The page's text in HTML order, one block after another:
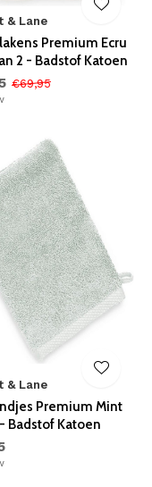
& Lane
Premium Ecru
2 - Badstof Katoen
€69,95
& Lane
Premium Mint
Badstof Katoen